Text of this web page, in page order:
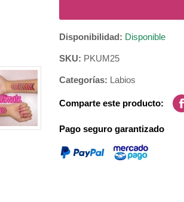
Disponibilidad: Disponible
SKU: PKUM25
Categorías: Labios
Comparte este producto:
Pago seguro garantizado